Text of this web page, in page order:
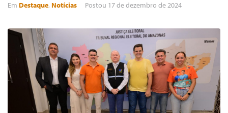
Em Destaque, Notícias Postou 17 de dezembro de 2024